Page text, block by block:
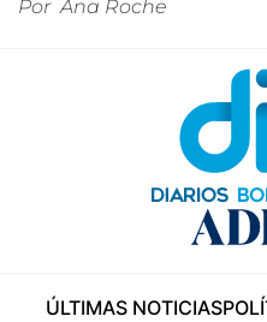
Por Ana Roche
ÚLTIMAS NOTICIAS